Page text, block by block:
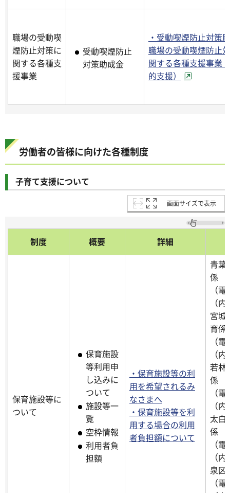
職場の受動喫
煙防止対策に
関する各種支
援事業
受動喫煙防止
対策助成金
・受動喫煙防止対策
職場の受動喫煙防止
関する各種支援事業
的支援）
労働者の皆様に向けた各種制度
子育て支援について
画面サイズで表示
制度 概要 詳細
保育施設等に
ついて
保育施設
等利用申
し込みに
ついて
施設等一
覧
空枠情報
利用者負
担額
・保育施設等の利
用を希望されるみ
なさまへ
・保育施設等を利
用する場合の利用
者負担額について
青葉
係
（
（
宮城
育係
（
（
若林
係
（
（
太白
係
（
（
泉区
（